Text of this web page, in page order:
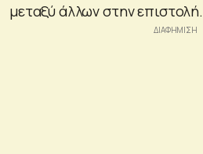
μεταξύ άλλων στην επιστολή.